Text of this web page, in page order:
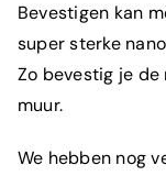
Bevestigen kan
super sterke
Zo bevestig je
muur.
We hebben nog